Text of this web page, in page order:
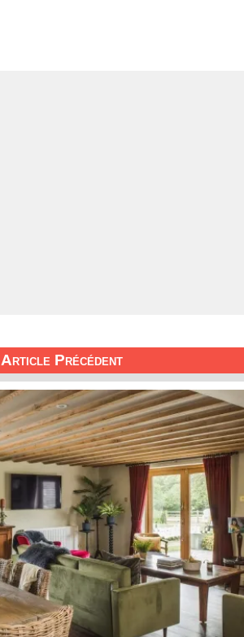
Article Précédent